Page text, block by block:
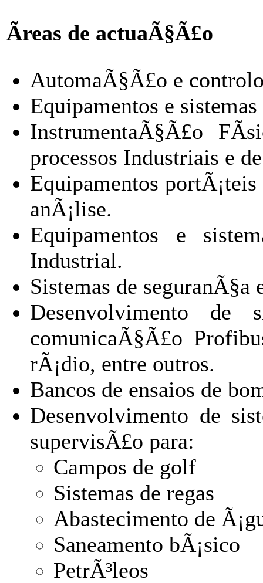
Ãreas de actuaÃ§Ã£o
AutomaÃ§Ã£o e
Equipamentos e
InstrumentaÃ§Ã£o
processos Industriais e
Equipamentos
anÃ¡lise.
Equipamentos e
Industrial.
Sistemas de seguranÃ§a
Desenvolvimento de
comunicaÃ§Ã£o
rÃ¡dio, entre outros.
Bancos de ensaios de
Desenvolvimento de
supervisÃ£o para:
Campos de golf
Sistemas de regas
Abastecimento de
Saneamento bÃ¡sico
PetrÃ³leos